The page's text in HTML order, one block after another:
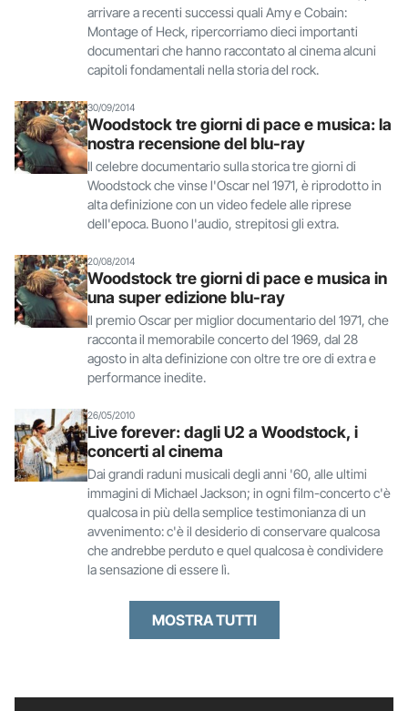
arrivare a recenti successi quali Amy e Cobain:
Montage of Heck, ripercorriamo dieci importanti
documentari che hanno raccontato al cinema alcuni
capitoli fondamentali nella storia del rock.
30/09/2014
Woodstock tre giorni di pace e musica: la
nostra recensione del blu-ray
Il celebre documentario sulla storica tre giorni di
Woodstock che vinse l'Oscar nel 1971, è riprodotto in
alta definizione con un video fedele alle riprese
dell'epoca. Buono l'audio, strepitosi gli extra.
20/08/2014
Woodstock tre giorni di pace e musica in
una super edizione blu-ray
Il premio Oscar per miglior documentario del 1971, che
racconta il memorabile concerto del 1969, dal 28
agosto in alta definizione con oltre tre ore di extra e
performance inedite.
26/05/2010
Live forever: dagli U2 a Woodstock, i
concerti al cinema
Dai grandi raduni musicali degli anni '60, alle ultimi
immagini di Michael Jackson; in ogni film-concerto c'è
qualcosa in più della semplice testimonianza di un
avvenimento: c'è il desiderio di conservare qualcosa
che andrebbe perduto e quel qualcosa è condividere
la sensazione di essere lì.
MOSTRA TUTTI